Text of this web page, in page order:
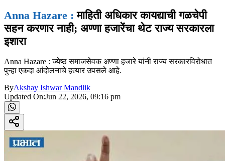
Anna Hazare : माहिती अधिकार कायद्याची गळचेपी
सहन करणार नाही; अण्णा हजारेंचा थेट राज्य सरकारला
इशारा
Anna Hazare : ज्येष्ठ समाजसेवक अण्णा हजारे यांनी राज्य सरकारविरोधात
पुन्हा एकदा आंदोलनाचे हत्यार उपसले आहे.
ByAkshay Ishwar Mandlik
Updated On:Jun 22, 2026, 09:16 pm